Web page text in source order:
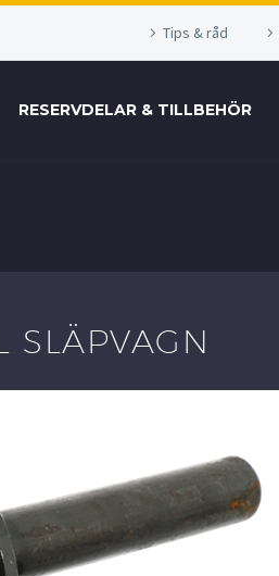
Tips & råd
RESERVDELAR & TILLBEHÖR
SLÄPVAGN